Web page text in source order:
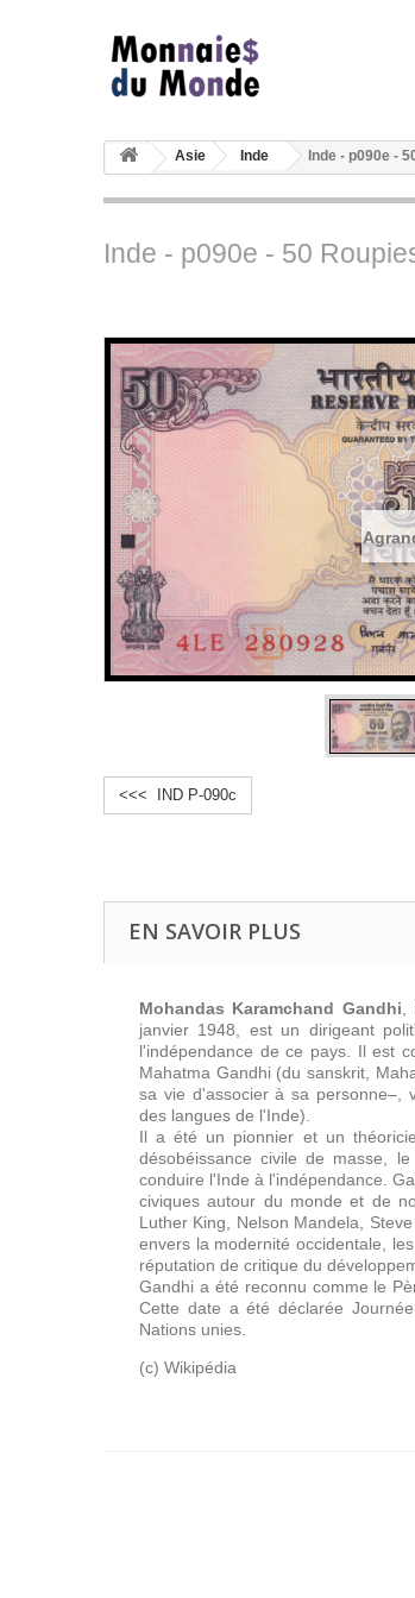
Asie Inde Inde - p090e -
Inde - p090e - 50
<<< IND P-090c
EN SAVOIR PLUS
Mohandas Karamchand Gandhi
janvier 1948, est un dirigeant
l'indépendance de ce pays. Il est
Mahatma Gandhi (du sanskrit,
sa vie d'associer à sa personne–,
des langues de l'Inde).
Il a été un pionnier et un
désobéissance civile de masse,
conduire l'Inde à l'indépendance.
civiques autour du monde et de
Luther King, Nelson Mandela,
envers la modernité occidentale,
réputation de critique du
Gandhi a été reconnu comme le
Cette date a été déclarée
Nations unies.
(c) Wikipédia